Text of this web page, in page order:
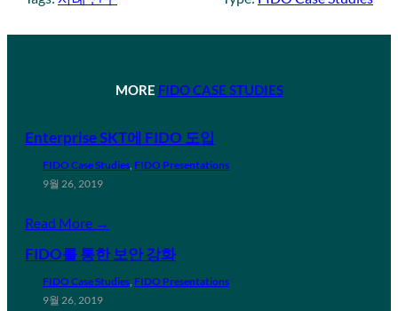
MORE FIDO CASE STUDIES
Enterprise SKT에 FIDO 도입
FIDO Case Studies FIDO Presentations
9월 26, 2019
Read More →
FIDO를 통한 보안 강화
FIDO Case Studies FIDO Presentations
9월 26, 2019